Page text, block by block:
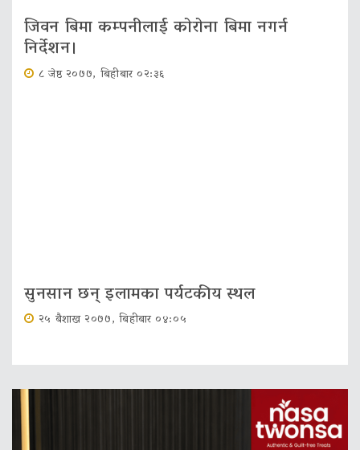
जिवन बिमा कम्पनीलाई कोरोना बिमा नगर्न
निर्देशन।
८ जेष्ठ २०७७, बिहीबार ०२:३६
सुनसान छन् इलामका पर्यटकीय स्थल
२५ बैशाख २०७७, बिहीबार ०४:०५